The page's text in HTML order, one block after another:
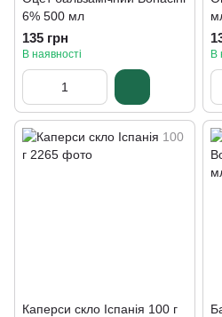
6% 500 мл
135 грн
В наявності В
Каперси скло Іспанія 100 г